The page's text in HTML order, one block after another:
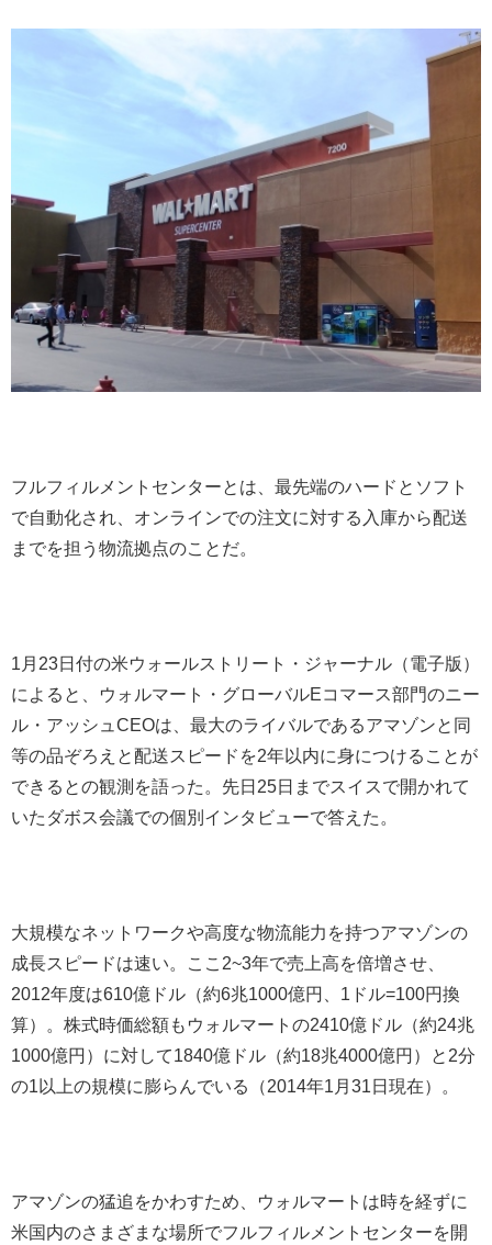
フルフィルメントセンターとは、最先端のハードとソフト
で自動化され、オンラインでの注文に対する入庫から配送
までを担う物流拠点のことだ。
1月23日付の米ウォールストリート・ジャーナル（電子版）
によると、ウォルマート・グローバルEコマース部門のニー
ル・アッシュCEOは、最大のライバルであるアマゾンと同
等の品ぞろえと配送スピードを2年以内に身につけることが
できるとの観測を語った。先日25日までスイスで開かれて
いたダボス会議での個別インタビューで答えた。
大規模なネットワークや高度な物流能力を持つアマゾンの
成長スピードは速い。ここ2~3年で売上高を倍増させ、
2012年度は610億ドル（約6兆1000億円、1ドル=100円換
算）。株式時価総額もウォルマートの2410億ドル（約24兆
1000億円）に対して1840億ドル（約18兆4000億円）と2分
の1以上の規模に膨らんでいる（2014年1月31日現在）。
アマゾンの猛追をかわすため、ウォルマートは時を経ずに
米国内のさまざまな場所でフルフィルメントセンターを開